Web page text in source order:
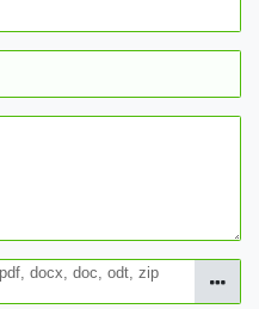
docx, doc, odt, zip